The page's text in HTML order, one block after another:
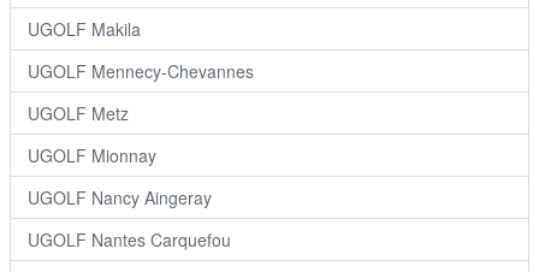
UGOLF Makila
UGOLF Mennecy-Chevannes
UGOLF Metz
UGOLF Mionnay
UGOLF Nancy Aingeray
UGOLF Nantes Carquefou